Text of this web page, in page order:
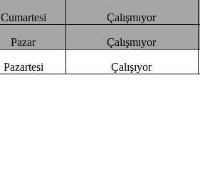
Cumartesi Çalışmıyor
Pazar Çalışmıyor
Pazartesi Çalışıyor